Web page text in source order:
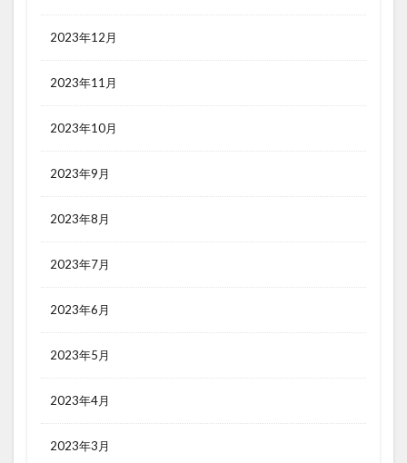
2023年12月
2023年11月
2023年10月
2023年9月
2023年8月
2023年7月
2023年6月
2023年5月
2023年4月
2023年3月